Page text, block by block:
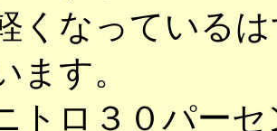
くなっている
ます。
トロ３０パー